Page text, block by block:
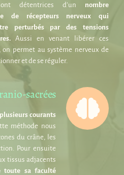
détentrices d’un nombre
de récepteurs nerveux qui
perturbés par des tensions
Aussi en venant libérer ces
on permet au système nerveux de
et de se réguler.
sacrées
courants
méthode nous
du crâne, les
Pour ensuite
tissus adjacents
toute sa faculté